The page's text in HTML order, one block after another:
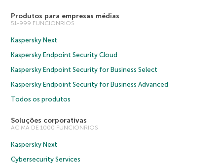
Produtos para empresas médias
51-999 FUNCIONRIOS
Kaspersky Next
Kaspersky Endpoint Security Cloud
Kaspersky Endpoint Security for Business Select
Kaspersky Endpoint Security for Business Advanced
Todos os produtos
Soluções corporativas
ACIMA DE 1000 FUNCIONRIOS
Kaspersky Next
Cybersecurity Services